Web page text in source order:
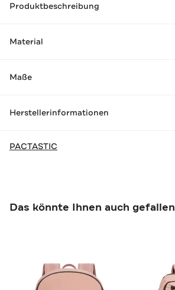
Produktbeschreibung
Material
Maße
Herstellerinformationen
PACTASTIC
Das könnte Ihnen auch gefallen